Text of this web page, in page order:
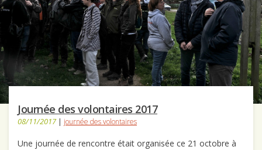
Journée des volontaires 2017
08/11/2017 | journée des volontaires
Une journée de rencontre était organisée ce 21 octobre à